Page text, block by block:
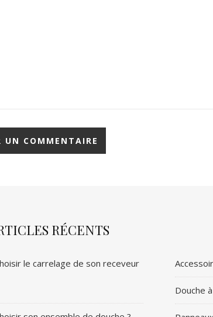
RÉCENTS
le carrelage de son receveur
Douche